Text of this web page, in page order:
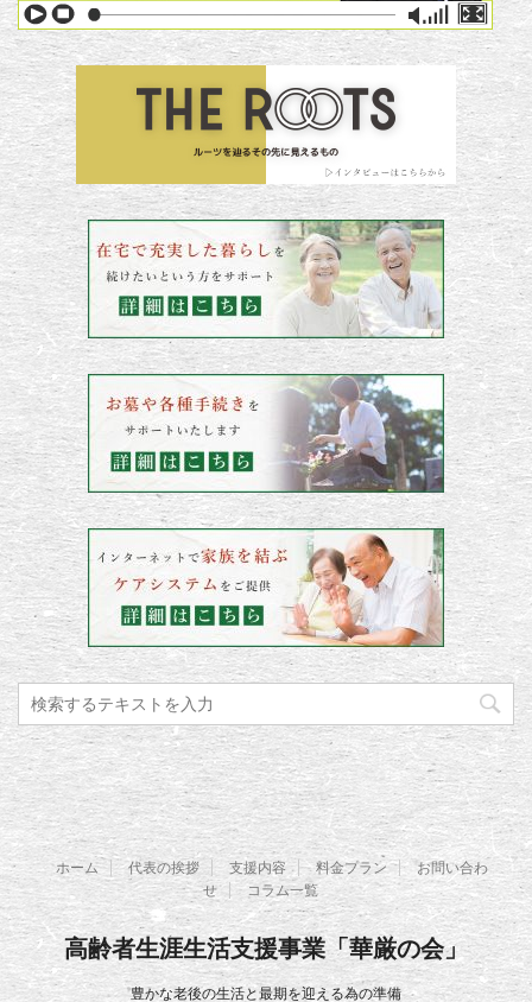
ホーム 代表の挨拶 支援内容 料金プラン
お問い合わ
せ
コラム一覧
高齢者生涯生活支援事業「華厳の会」
豊かな老後の生活と最期を迎える為の準備